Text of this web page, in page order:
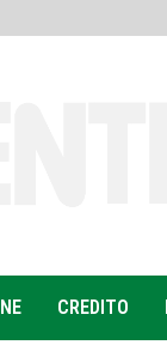
CREDITO